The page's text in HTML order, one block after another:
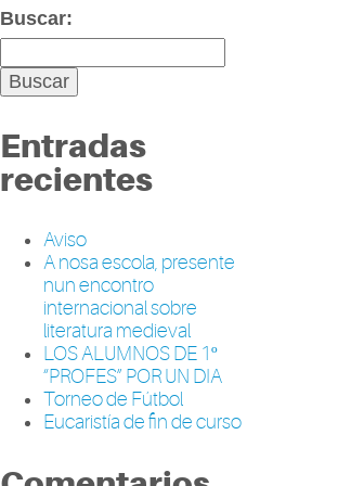
Buscar:
Entradas
recientes
Aviso
A nosa escola, presente
nun encontro
internacional sobre
literatura medieval
LOS ALUMNOS DE 1º
“PROFES” POR UN DIA
Torneo de Fútbol
Eucaristía de fin de curso